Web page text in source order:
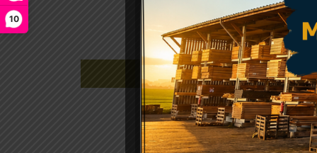
10
Beschrijving